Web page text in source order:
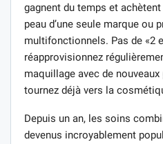
gagnent du temps et
peau d’une seule marque ou
multifonctionnels. Pas de «2
réapprovisionnez
maquillage avec de
tournez déjà vers la
Depuis un an, les soins
devenus incroyablement